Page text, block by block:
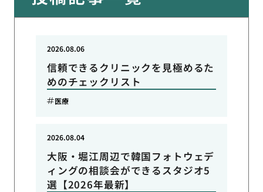
信頼できるクリニックを見極めるた
めのチェックリスト
2026.08.06
医療
大阪・堀江周辺で韓国フォトウェデ
ィングの相談会ができるスタジオ5
選【2026年最新】
2026.08.04